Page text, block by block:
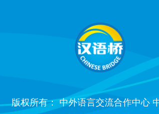
版权所有： 中外语言交流合作中心